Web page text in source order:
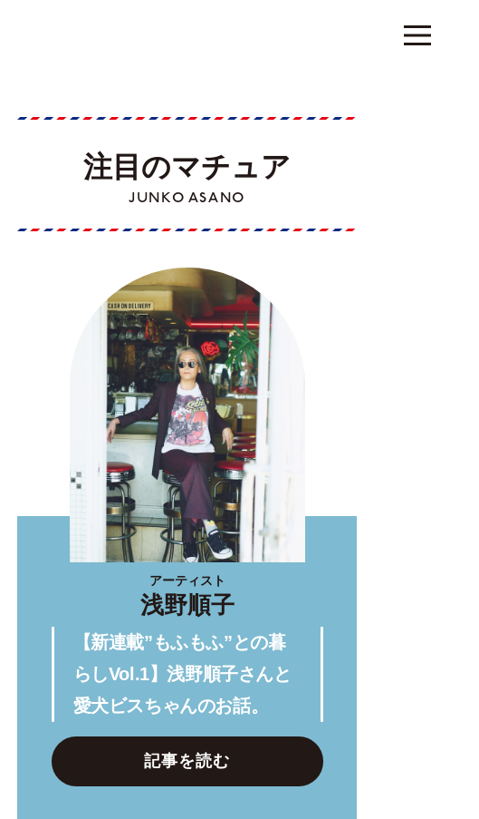
注目のマチュア
JUNKO ASANO
アーティスト
浅野順子
【新連載”もふもふ”との暮
らしVol.1】浅野順子さんと
愛犬ビスちゃんのお話。
記事を読む